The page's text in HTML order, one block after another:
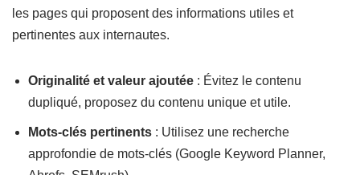
les pages qui proposent des informations utiles et
pertinentes aux internautes.
Originalité et valeur ajoutée : Évitez le contenu
dupliqué, proposez du contenu unique et utile.
Mots-clés pertinents : Utilisez une recherche
approfondie de mots-clés (Google Keyword Planner,